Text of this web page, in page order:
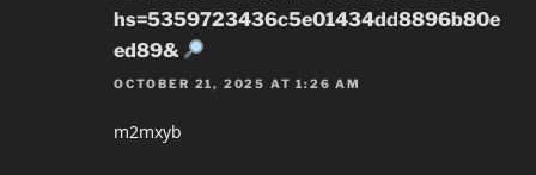
hs=5359723436c5e01434dd8896b80e
ed89&
OCTOBER 21, 2025 AT 1:26 AM
m2mxyb